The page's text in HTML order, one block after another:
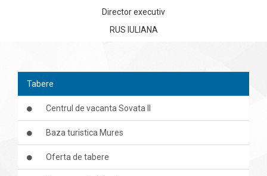
Director executiv
RUS IULIANA
Tabere
Centrul de vacanta Sovata II
Baza turistica Mures
Oferta de tabere